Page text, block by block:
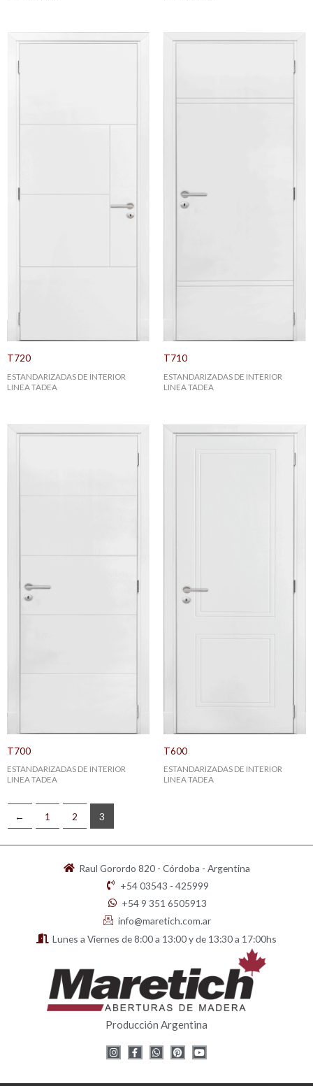
T720
ESTANDARIZADAS DE INTERIOR
LINEA TADEA
T710
ESTANDARIZADAS DE INTERIOR
LINEA TADEA
T700
ESTANDARIZADAS DE INTERIOR
LINEA TADEA
T600
ESTANDARIZADAS DE INTERIOR
LINEA TADEA
← 1 2 3
Raul Gorordo 820 - Córdoba - Argentina
+54 03543 - 425999
+54 9 351 6505913
info@maretich.com.ar
Lunes a Viernes de 8:00 a 13:00 y de 13:30 a 17:00hs
Producción Argentina
I
n
F
a
W
h
P
i
Y
o